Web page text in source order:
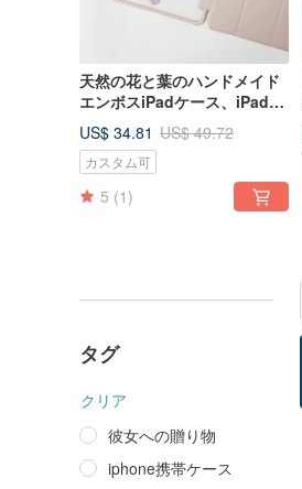
天然の花と葉のハンドメイド
エンボスiPadケース、iPad
Air 11インチおよび13イン
チ、iPad Pro 11インチおよび
13インチ用
US$ 34.81 US$ 49.72
カスタム可
5 (1)
タグ
クリア
彼女への贈り物
iphone携帯ケース